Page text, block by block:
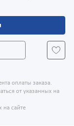
оплаты заказа.
от указанных на
на сайте